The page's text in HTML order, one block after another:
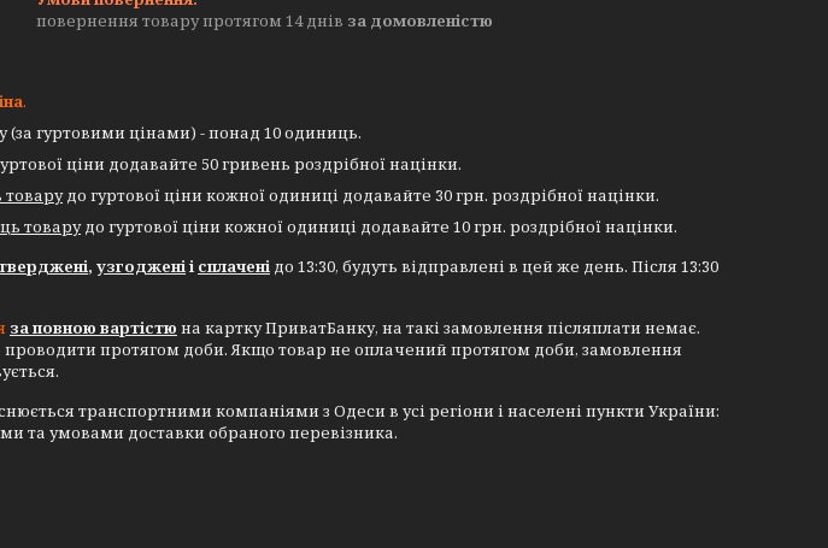
повернення товару протягом 14 днів за домовленістю
.
(за гуртовими цінами) - понад 10 одиниць.
ціни додавайте 50 гривень роздрібної націнки.
товарудо гуртової ціни кожної одиниці додавайте 30 грн. роздрібної націнки.
товарудо гуртової ціни кожної одиниці додавайте 10 грн. роздрібної націнки.
, узгодженіі сплачені до 13:30, будуть відправлені в цей же день. Після 13:30
за повною вартістю на картку ПриватБанку, на такі замовлення післяплати немає.
проводити протягом доби. Якщо товар не оплачений протягом доби, замовлення
транспортними компаніями з Одеси в усі регіони і населені пункти України:
та умовами доставки обраного перевізника.